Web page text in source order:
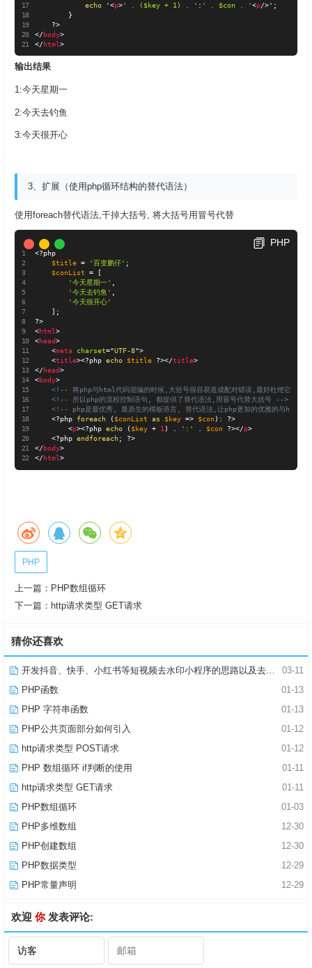
echo '<p>' . ($key + 1) . ' : ' . $con . '<p/>' ;
}
?>
</body>
</html>
输出结果
1:今天星期一
2:今天去钓鱼
3:今天很开心
3、扩展（使用php循环结构的替代语法）
使用foreach替代语法,干掉大括号, 将大括号用冒号代替
PHP
<?php
$title = '百变鹏仔' ;
$conList
=
[
'今天星期一'
'今天去钓鱼'
'今天很开心'
] ;
?>
<html>
<head>
<meta charset="UTF-8">
<title><?php echo $title ?></title>
</head>
<body>
<!-- 将php与html代码混编的时候,大括号很容易造成配对错误,最好杜绝它 -->
<!-- 所以php的流程控制语句, 都提供了替代语法,用冒号代替大括号 -->
<!-- php是最优秀, 最原生的模板语言, 替代语法,让php更加的优雅的与html
<?php
foreach ( $conList as $key => $con) :
?>
<p><?php echo ( $key + 1 ) ':' $con ?></p>
<?php endforeach;
?>
</body>
</html>
PHP
上一篇： PHP数组循环
下一篇： http请求类型 GET请求
猜你还喜欢
03-11
开发抖音、快手、小红书等短视频去水印小程序的思路以及去水印小程序合法域名的解决问题
01-13
PHP函数
01-13
PHP 字符串函数
01-12
PHP公共页面部分如何引入
01-12
http请求类型 POST请求
01-11
PHP 数组循环 if判断的使用
01-11
http请求类型 GET请求
01-03
PHP数组循环
12-30
PHP多维数组
12-30
PHP创建数组
12-29
PHP数据类型
12-29
PHP常量声明
欢迎 你发表评论: